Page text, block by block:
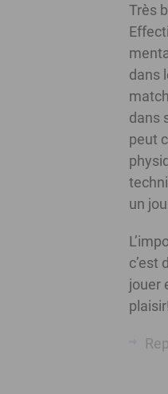
Très
dans
dans
peut
un
c’est
jouer
plaisir!